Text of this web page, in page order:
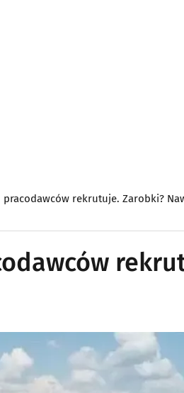
pracodawców rekrutuje. Zarobki?